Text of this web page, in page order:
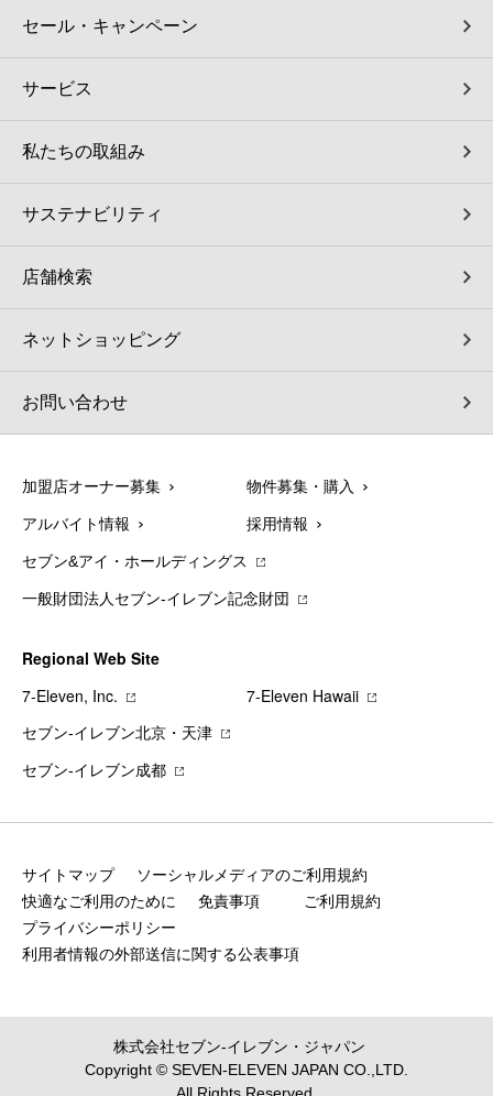
パウダースペース ラブン（店舗限定）
ソフトバンクギフト
セール・キャンペーン
サービス
私たちの取組み
サステナビリティ
店舗検索
ネットショッピング
お問い合わせ
加盟店オーナー募集 物件募集・購入
アルバイト情報 採用情報
セブン&アイ・ホールディングス
一般財団法人セブン-イレブン記念財団
Regional Web Site
7‐Eleven, Inc.
7‐Eleven Hawaii
セブン‐イレブン北京・天津
セブン‐イレブン成都
サイトマップ
ソーシャルメディアのご利用規約
快適なご利用のために
免責事項
ご利用規約
プライバシーポリシー
利用者情報の外部送信に関する公表事項
株式会社セブン‐イレブン・ジャパン
Copyright © SEVEN-ELEVEN JAPAN CO.,LTD.